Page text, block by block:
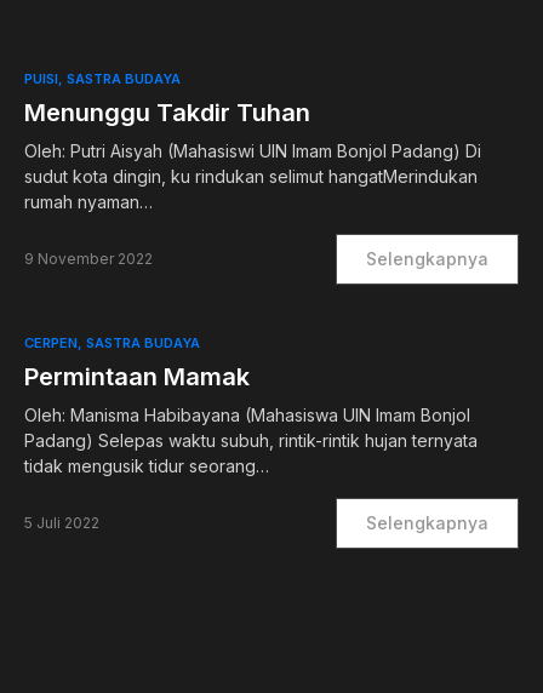
PUISI SASTRA BUDAYA
Menunggu Takdir Tuhan
Oleh: Putri Aisyah (Mahasiswi UIN Imam Bonjol Padang) Di
sudut kota dingin, ku rindukan selimut hangatMerindukan
rumah nyaman…
9 November 2022 Selengkapnya
CERPEN SASTRA BUDAYA
Permintaan Mamak
Oleh: Manisma Habibayana (Mahasiswa UIN Imam Bonjol
Padang) Selepas waktu subuh, rintik-rintik hujan ternyata
tidak mengusik tidur seorang…
5 Juli 2022 Selengkapnya